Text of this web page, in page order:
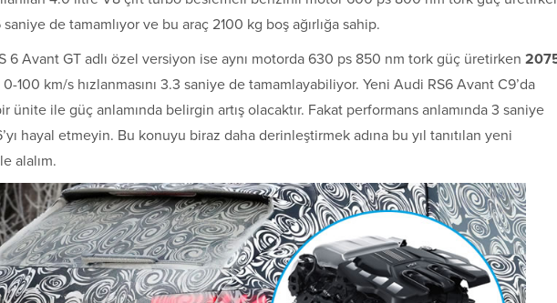
saniye de tamamlıyor ve bu araç 2100 kg boş ağırlığa sahip.
6 Avant GT adlı özel versiyon ise aynı motorda 630 ps 850 nm tork güç üretirken
0-100 km/s hızlanmasını 3.3 saniye de tamamlayabiliyor. Yeni Audi RS6 Avant C9’da
ünite ile güç anlamında belirgin artış olacaktır. Fakat performans anlamında 3 saniye
hayal etmeyin. Bu konuyu biraz daha derinleştirmek adına bu yıl tanıtılan yeni
alalım.